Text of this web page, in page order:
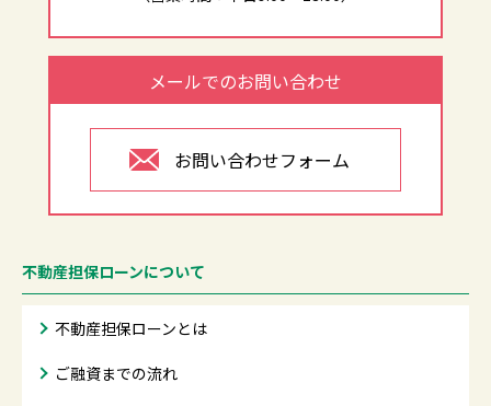
メールでのお問い合わせ
お問い合わせフォーム
不動産担保ローンについて
不動産担保ローンとは
ご融資までの流れ